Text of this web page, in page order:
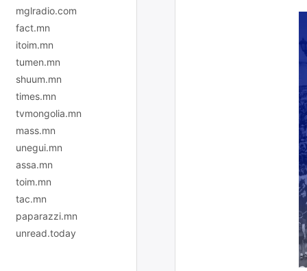
mglradio.com
fact.mn
itoim.mn
tumen.mn
shuum.mn
times.mn
tvmongolia.mn
mass.mn
unegui.mn
assa.mn
toim.mn
tac.mn
paparazzi.mn
unread.today